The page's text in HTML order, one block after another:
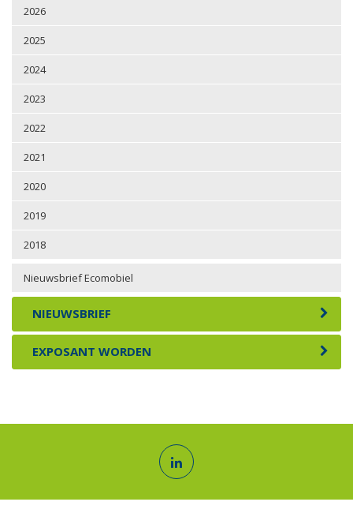
2026
2025
2024
2023
2022
2021
2020
2019
2018
Nieuwsbrief Ecomobiel
NIEUWSBRIEF
EXPOSANT WORDEN